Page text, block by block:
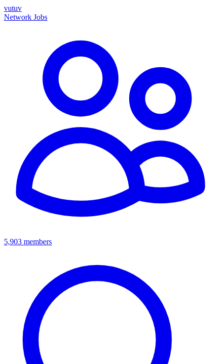
vutuv
Network Jobs
5,903 members